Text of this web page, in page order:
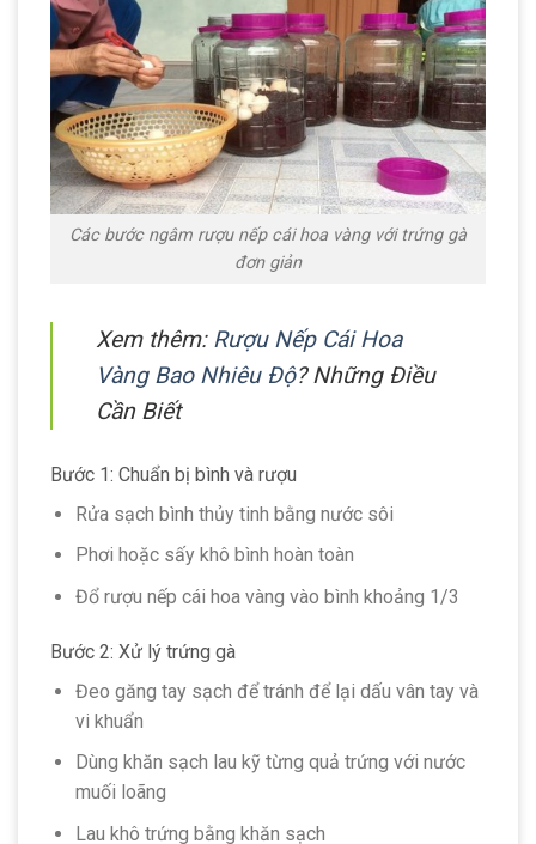
Các bước ngâm rượu nếp cái hoa vàng với trứng gà
đơn giản
Xem thêm: Rượu Nếp Cái Hoa
Vàng Bao Nhiêu Độ? Những Điều
Cần Biết
Bước 1: Chuẩn bị bình và rượu
Rửa sạch bình thủy tinh bằng nước sôi
Phơi hoặc sấy khô bình hoàn toàn
Đổ rượu nếp cái hoa vàng vào bình khoảng 1/3
Bước 2: Xử lý trứng gà
Đeo găng tay sạch để tránh để lại dấu vân tay và
vi khuẩn
Dùng khăn sạch lau kỹ từng quả trứng với nước
muối loãng
Lau khô trứng bằng khăn sạch